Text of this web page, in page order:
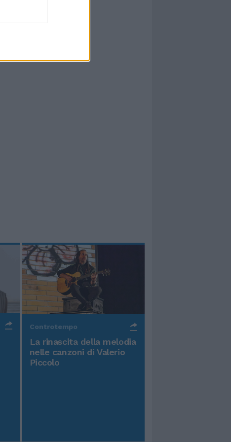
Controtempo
La rinascita della melodia
nelle canzoni di Valerio
Piccolo